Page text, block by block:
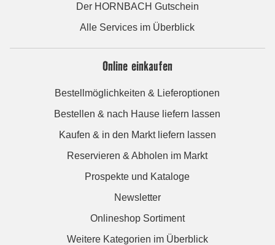
Der HORNBACH Gutschein
Alle Services im Überblick
Online einkaufen
Bestellmöglichkeiten & Lieferoptionen
Bestellen & nach Hause liefern lassen
Kaufen & in den Markt liefern lassen
Reservieren & Abholen im Markt
Prospekte und Kataloge
Newsletter
Onlineshop Sortiment
Weitere Kategorien im Überblick